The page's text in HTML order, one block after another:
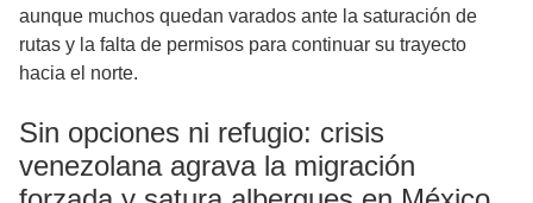
aunque muchos quedan varados ante la saturación de
rutas y la falta de permisos para continuar su trayecto
hacia el norte.
Sin opciones ni refugio: crisis
venezolana agrava la migración